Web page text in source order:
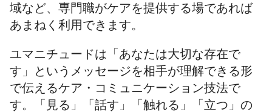
域など、専門職がケアを提供する場であれば
あまねく利用できます。
ユマニチュードは「あなたは大切な存在で
す」というメッセージを相手が理解できる形
で伝えるケア・コミュニケーション技法で
す。「見る」「話す」「触れる」「立つ」の